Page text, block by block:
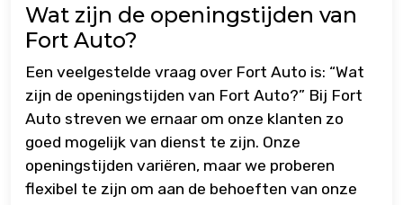
Wat zijn de openingstijden van
Fort Auto?
Een veelgestelde vraag over Fort Auto is: “Wat
zijn de openingstijden van Fort Auto?” Bij Fort
Auto streven we ernaar om onze klanten zo
goed mogelijk van dienst te zijn. Onze
openingstijden variëren, maar we proberen
flexibel te zijn om aan de behoeften van onze